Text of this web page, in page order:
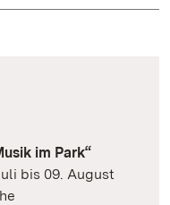
im Park“
bis 09. August